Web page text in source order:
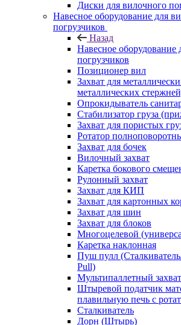
Диски для вилочного
Навесное оборудование для
погрузчиков
Назад
Навесное оборудование
погрузчиков
Позиционер вил
Захват для
металлических
Опрокидыватель
Стабилизатор груза
Захват для пористых
Ротатор
Захват для бочек
Вилочный захват
Каретка бокового
Рулонный захват
Захват для КИП
Захват для картонных
Захват для шин
Захват для блоков
Многоцелевой
Каретка наклонная
Пуш пулл
Pull)
Мультипаллетный захват
Штыревой податчик
плавильную печь с
Сталкиватель
Дорн (Штырь)